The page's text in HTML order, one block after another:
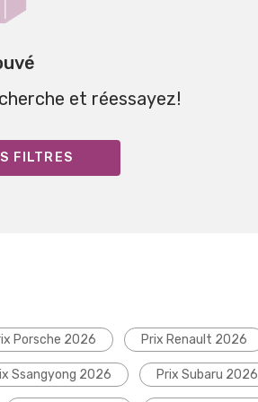
et réessayez!
FILTRES
Porsche 2026 Prix Renault 2026
Ssangyong 2026 Prix Subaru 2026